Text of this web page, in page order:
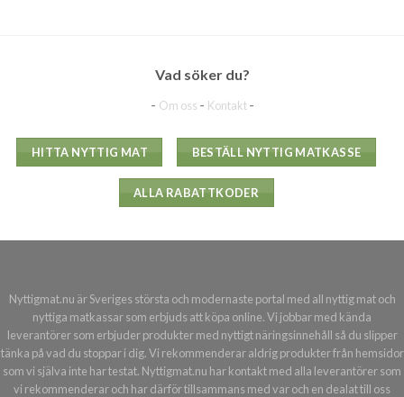
Vad söker du?
- Om oss - Kontakt-
HITTA NYTTIG MAT BESTÄLL NYTTIG MATKASSE
ALLA RABATTKODER
Nyttigmat.nu är Sveriges största och modernaste portal med all nyttig mat och
nyttiga matkassar som erbjuds att köpa online. Vi jobbar med kända
leverantörer som erbjuder produkter med nyttigt näringsinnehåll så du slipper
tänka på vad du stoppar i dig. Vi rekommenderar aldrig produkter från hemsidor
som vi själva inte har testat. Nyttigmat.nu har kontakt med alla leverantörer som
vi rekommenderar och har därför tillsammans med var och en dealat till oss